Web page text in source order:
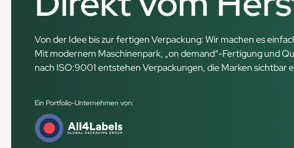
Von der Idee bis zur fertigen Verpackung: Wir machen es
Mit modernem Maschinenpark, „on demand“-Fertigung und
nach ISO:9001 entstehen Verpackungen, die Marken sichtbar
Ein Portfolio-Unternehmen von: